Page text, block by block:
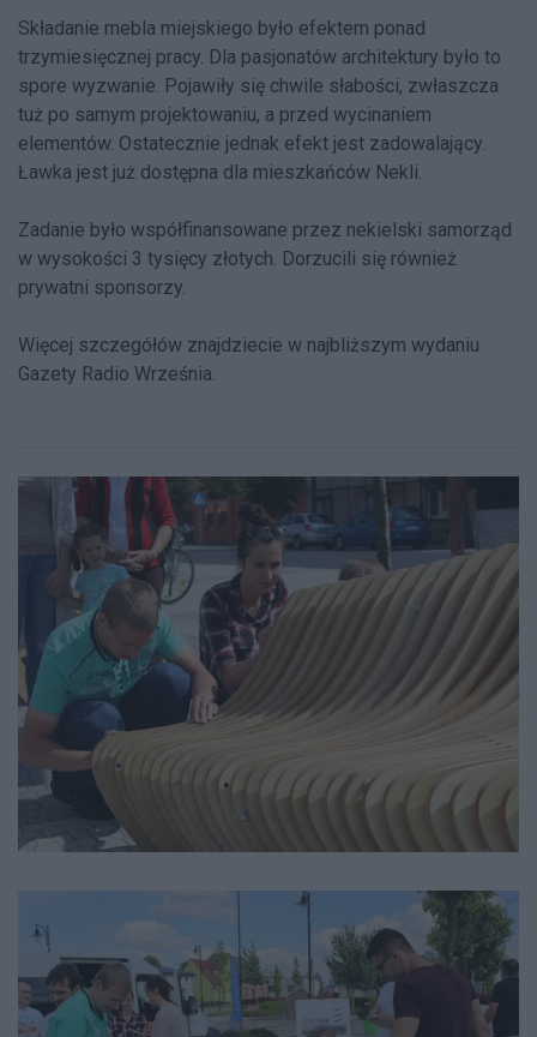
Składanie mebla miejskiego było efektem ponad
trzymiesięcznej pracy. Dla pasjonatów architektury było to
spore wyzwanie. Pojawiły się chwile słabości, zwłaszcza
tuż po samym projektowaniu, a przed wycinaniem
elementów. Ostatecznie jednak efekt jest zadowalający.
Ławka jest już dostępna dla mieszkańców Nekli.
Zadanie było współfinansowane przez nekielski samorząd
w wysokości 3 tysięcy złotych. Dorzucili się również
prywatni sponsorzy.
Więcej szczegółów znajdziecie w najbliższym wydaniu
Gazety Radio Września.